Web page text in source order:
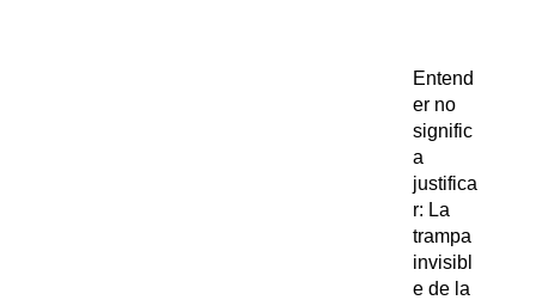
Entend
er no
signific
a
justifica
r: La
trampa
invisibl
e de la